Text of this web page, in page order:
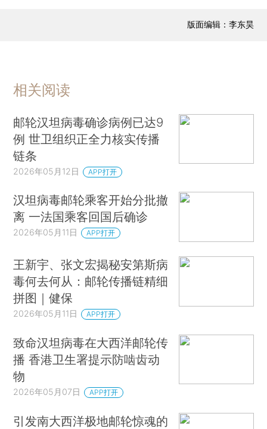
版面编辑：李东昊
相关阅读
邮轮汉坦病毒确诊病例已达9
例 世卫组织正全力核实传播
链条
2026年05月12日 APP打开
汉坦病毒邮轮乘客开始分批撤
离 一法国乘客回国后确诊
2026年05月11日 APP打开
王新宇、张文宏揭秘安第斯病
毒何去何从：邮轮传播链精细
拼图｜健保
2026年05月11日 APP打开
致命汉坦病毒在大西洋邮轮传
播 香港卫生署提示防啮齿动
物
2026年05月07日 APP打开
引发南大西洋极地邮轮惊魂的